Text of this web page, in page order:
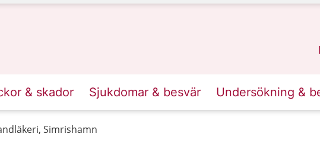
& skador Sjukdomar & besvär Undersökning &
Simrishamn